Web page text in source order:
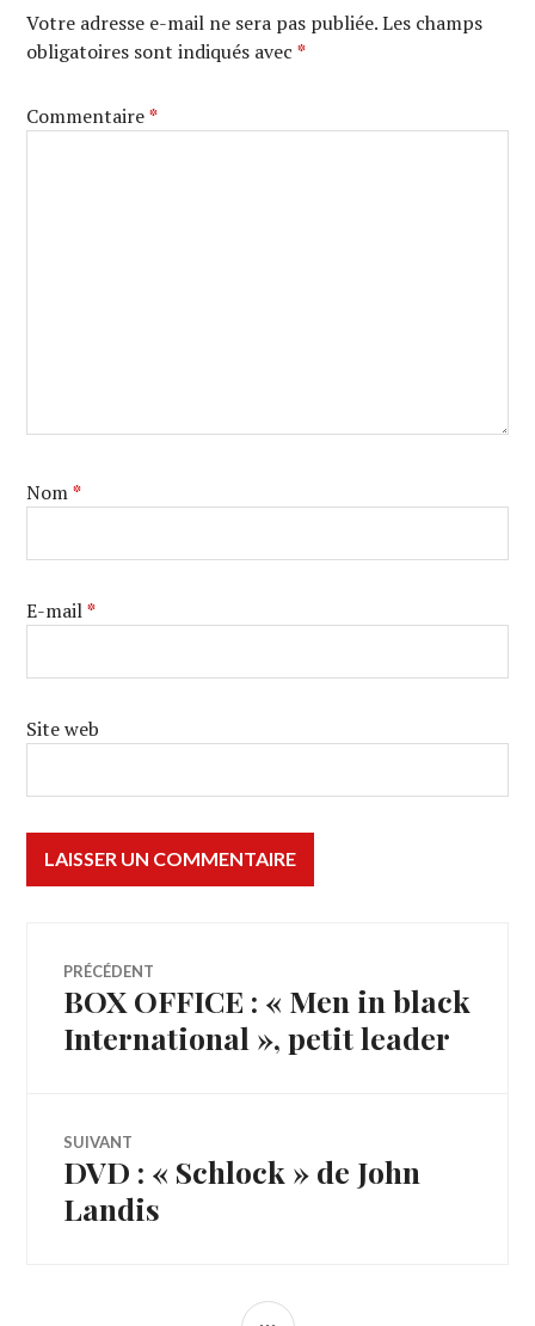
Votre adresse e-mail ne sera pas publiée. Les champs
obligatoires sont indiqués avec*
Commentaire*
Nom*
E-mail*
Site web
Navigation
de
PRÉCÉDENT
Article
BOX OFFICE : « Men in black
International », petit leader
SUIVANT
Article
Suivant:
DVD : « Schlock » de John
Landis
COLONNE